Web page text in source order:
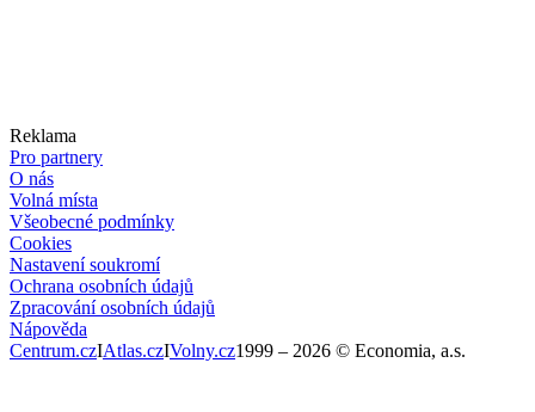
Reklama
Pro partnery
O nás
Volná místa
Všeobecné podmínky
Cookies
Nastavení soukromí
Ochrana osobních údajů
Zpracování osobních údajů
Nápověda
Centrum.czIAtlas.czIVolny.cz1999 – 2026 © Economia, a.s.